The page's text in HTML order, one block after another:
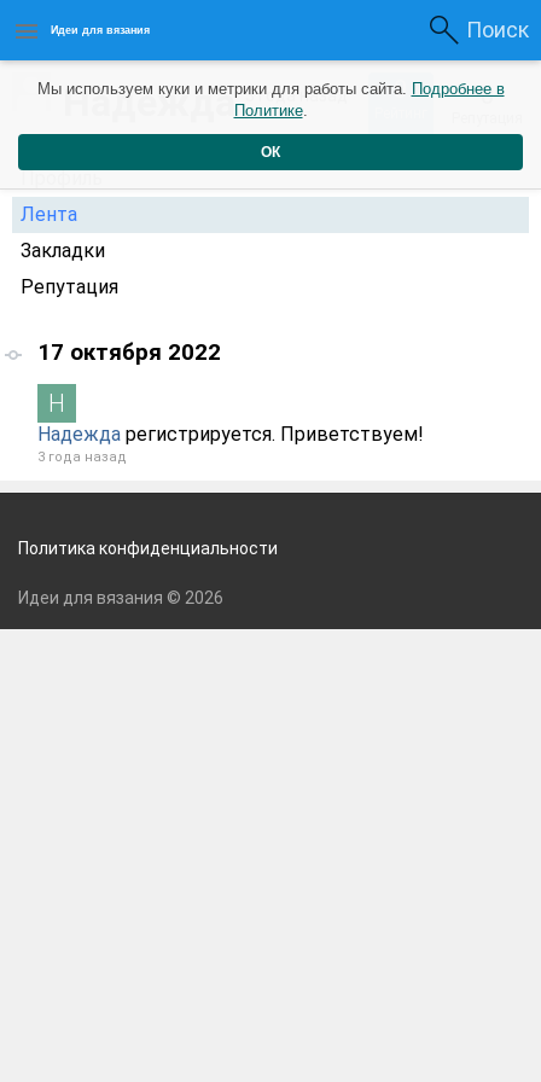
Идеи для вязания Поиск
Надежда3 года назад 0 0
Профиль
Лента
Закладки
Репутация
17 октября 2022
Надежда регистрируется. Приветствуем!
3 года назад
Мы используем куки и метрики для работы сайта. Подробнее в
Политике.
ОК
Политика конфиденциальности
Идеи для вязания © 2026